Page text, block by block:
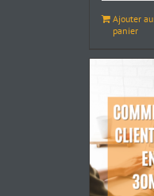
Ajouter au
panier